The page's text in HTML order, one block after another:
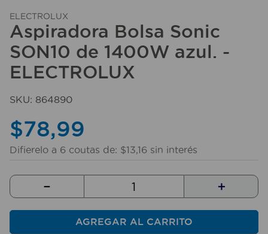
ELECTROLUX
Aspiradora Bolsa Sonic
SON10 de 1400W azul. -
ELECTROLUX
SKU: 864890
$78,99
Difierelo a 6 coutas de: $13,16 sin interés
＋
－
AGREGAR AL CARRITO
7.
cerradura
8.
aspiradora
9.
fregadero